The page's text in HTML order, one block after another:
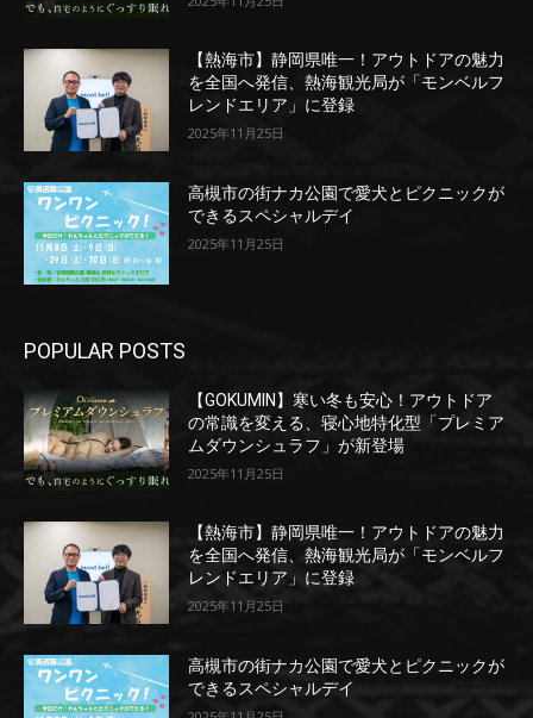
【熱海市】静岡県唯一！アウトドアの魅力
を全国へ発信、熱海観光局が「モンベルフ
レンドエリア」に登録
2025年11月25日
高槻市の街ナカ公園で愛犬とピクニックが
できるスペシャルデイ
2025年11月25日
POPULAR POSTS
【GOKUMIN】寒い冬も安心！アウトドア
の常識を変える、寝心地特化型「プレミア
ムダウンシュラフ」が新登場
2025年11月25日
【熱海市】静岡県唯一！アウトドアの魅力
を全国へ発信、熱海観光局が「モンベルフ
レンドエリア」に登録
2025年11月25日
高槻市の街ナカ公園で愛犬とピクニックが
できるスペシャルデイ